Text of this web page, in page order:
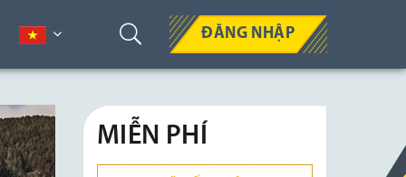
ĐĂNG NHẬP
MIỄN PHÍ